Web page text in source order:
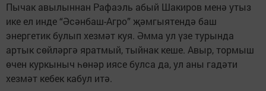
Пычак авылыннан Рафаэль абый Шакиров менә утыз
ике ел инде “Әсәнбаш-Агро” җәмгыятендә баш
энергетик булып хезмәт куя. Әмма ул үзе турында
артык сөйләргә яратмый, тыйнак кеше. Авыр, тормыш
өчен куркыныч һөнәр иясе булса да, ул аны гадәти
хезмәт кебек кабул итә.